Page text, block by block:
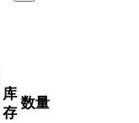
库
存
数量